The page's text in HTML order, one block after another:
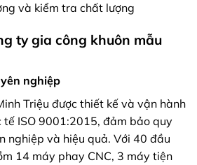
và kiểm tra chất lượng
ty gia công khuôn mẫu
nghiệp
Triệu được thiết kế và vận hành
tế ISO 9001:2015, đảm bảo quy
nghiệp và hiệu quả. Với 40 đầu
14 máy phay CNC, 3 máy tiện